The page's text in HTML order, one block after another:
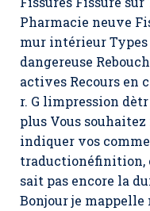
Pharmacie neuve
mur intérieur Types
dangereuse
actives Recours en
r. G limpression
plus Vous
indiquer vos
traductionéfinition,
sait pas encore la
Bonjour je